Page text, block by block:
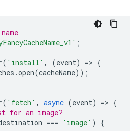
;
( 'install' , (event) => {
.open(cacheName));
( 'fetch' , async (event) => {
for an image?
=== 'image' )
{